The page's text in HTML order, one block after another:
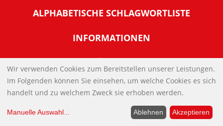
ALPHABETISCHE SCHLAGWORTLISTE
INFORMATIONEN
Warum NachDenkSeiten
Wer steckt dahinter
Tipps zur Nutzung der NachDenkSeiten
Banner und E-Mail-Signaturen
Der Förderverein: IQM
Allgemeine Spendeninformationen
Werden Sie Fördermitglied
SOCIALMEDIA
IMPRESSUM
Wir verwenden Cookies zum Bereitstellen unserer Leistungen.
Im Folgenden können Sie einsehen, um welche Cookies es sich
handelt und zu welchem Zweck sie erhoben werden.
Manuelle Auswahl... Ablehnen Akzeptieren